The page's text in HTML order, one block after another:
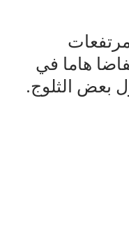
هاما في
بعض الثلوج.